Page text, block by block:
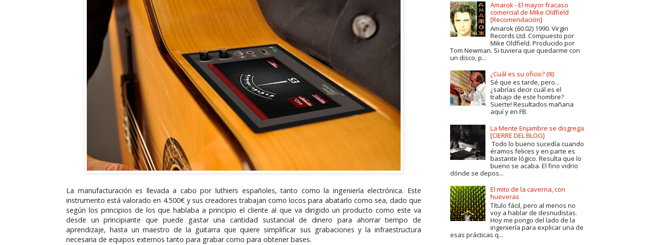
La manufacturación es llevada a cabo por luthiers españoles, tanto como la ingeniería electrónica. Este
instrumento está valorado en 4.500€ y sus creadores trabajan como locos para abatarlo como sea, dado que
según los principios de los que hablaba a principio el cliente al que va dirigido un producto como este va
desde un principiante que puede gastar una cantidad sustancial de dinero para ahorrar tiempo de
aprendizaje, hasta un maestro de la guitarra que quiere simplificar sus grabaciones y la infraestructura
necesaria de equipos externos tanto para grabar como para obtener bases.
Amarok - El mayor fracaso
comercial de Mike Oldfield
[Recomendación]
Amarok (60.02) 1990. Virgin
Records Ltd. Compuesto por
Mike Oldfield. Producido por
Tom Newman. Si tuviera que quedarme con
un disco, p...
¿Cuál es su oficio? (III)
Sé que es tarde, pero...
¿sabrías decir cuál es el
trabajo de este hombre?
Suerte! Resultados mañana
aquí y en FB.
La Mente Enjambre se disgrega
[CIERRE DEL BLOG]
Todo lo bueno sucedía cuando
éramos felices y en parte es
bastante lógico. Resulta que lo
bueno se acaba. El fino vidrio
dónde se depos...
El mito de la caverna, con
hueveras
Título fácil, pero al menos no
voy a hablar de desnudistas.
Hoy me pongo del lado de la
ingeniería para explicar una de
esas prácticas q...